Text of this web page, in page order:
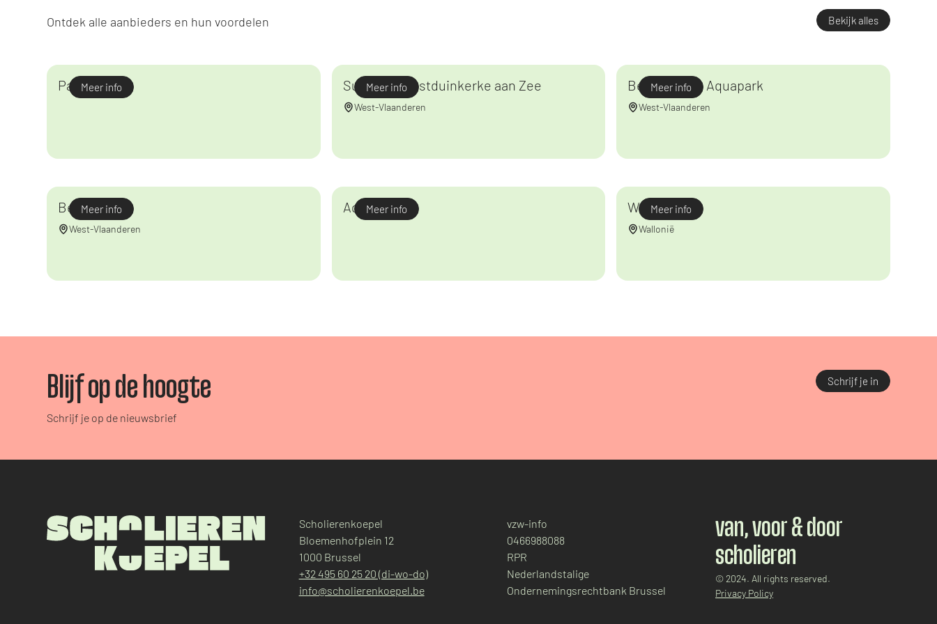
Ontdek alle aanbieders en hun voordelen Bekijk alles
Parc Astérix
Meer info Sunparks Oostduinkerke aan Zee
West-Vlaanderen
Meer info Bellewaerde Aquapark
West-Vlaanderen
Meer info
Bellewaerde
West-Vlaanderen
Meer info Aqualibi
Meer info Walibi
Wallonië
Meer info
Blijf op de hoogte
Schrijf je op de nieuwsbrief
Schrijf je in
Scholierenkoepel
Bloemenhofplein 12
1000 Brussel
+32 495 60 25 20 (di-wo-do)
info@scholierenkoepel.be
vzw-info
0466988088
RPR
Nederlandstalige
Ondernemingsrechtbank Brussel
van, voor & door
scholieren
© 2024. All rights reserved.
Privacy Policy